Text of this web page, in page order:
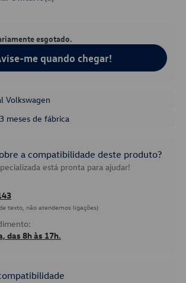
esgotado.
me quando chegar!
Volkswagen
meses de fábrica
a compatibilidade deste produto?
está pronta para ajudar!
texto, não atendemos ligações)
das 8h às 17h.